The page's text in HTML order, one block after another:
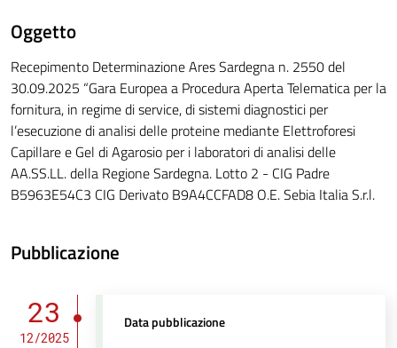
Oggetto
Recepimento Determinazione Ares Sardegna n. 2550 del
30.09.2025 “Gara Europea a Procedura Aperta Telematica per la
fornitura, in regime di service, di sistemi diagnostici per
l’esecuzione di analisi delle proteine mediante Elettroforesi
Capillare e Gel di Agarosio per i laboratori di analisi delle
AA.SS.LL. della Regione Sardegna. Lotto 2 - CIG Padre
B5963E54C3 CIG Derivato B9A4CCFAD8 O.E. Sebia Italia S.r.l.
Pubblicazione
23
12/2025
Data pubblicazione